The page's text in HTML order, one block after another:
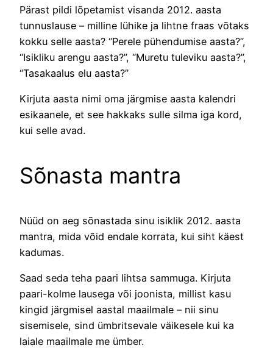
Pärast pildi lõpetamist visanda 2012. aasta
tunnuslause – milline lühike ja lihtne fraas võtaks
kokku selle aasta? “Perele pühendumise aasta?”,
“Isikliku arengu aasta?”, “Muretu tuleviku aasta?”,
“Tasakaalus elu aasta?”
Kirjuta aasta nimi oma järgmise aasta kalendri
esikaanele, et see hakkaks sulle silma iga kord,
kui selle avad.
Sõnasta mantra
Nüüd on aeg sõnastada sinu isiklik 2012. aasta
mantra, mida võid endale korrata, kui siht käest
kadumas.
Saad seda teha paari lihtsa sammuga. Kirjuta
paari-kolme lausega või joonista, millist kasu
kingid järgmisel aastal maailmale – nii sinu
sisemisele, sind ümbritsevale väikesele kui ka
laiale maailmale me ümber.